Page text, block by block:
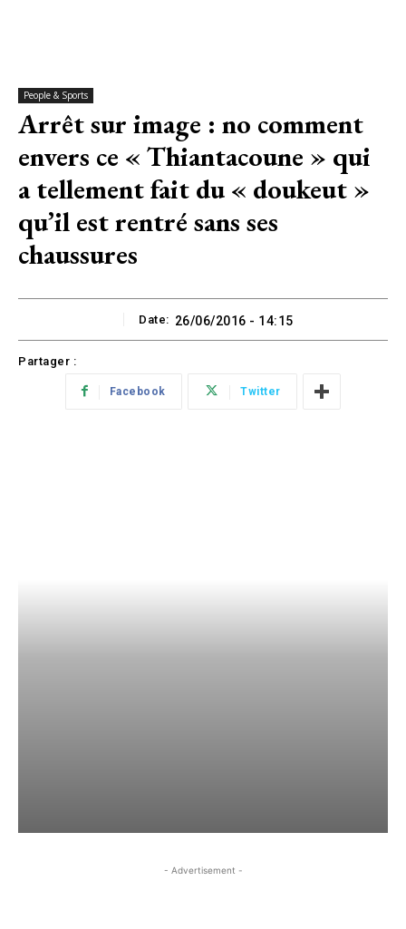
People & Sports
Arrêt sur image : no comment
envers ce « Thiantacoune » qui
a tellement fait du « doukeut »
qu’il est rentré sans ses
chaussures
Date: 26/06/2016 - 14:15
Partager :
Facebook Twitter
- Advertisement -